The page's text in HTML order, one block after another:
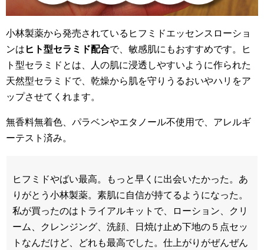
小林製薬から発売されているヒフミドエッセンスローショ
ンは ヒト型セラミド配合で、敏感肌にもおすすめです。ヒ
ト型セラミドとは、人の肌に浸透しやすいように作られた
天然型セラミドで、乾燥から肌を守りうるおいやハリをア
ップさせてくれます。
無香料無着色、パラベンやエタノール不使用で、アレルギ
ーテスト済み。
ヒフミドやばい最高。もっと早くに出会いたかった。あ
りがとう小林製薬。素肌に自信が持てるようになった。
私が買ったのはトライアルキットで、ローション、クリ
ーム、クレンジング、洗顔、日焼け止め下地の５点セッ
トなんだけど、どれも最高でした。仕上がりがぜんぜん